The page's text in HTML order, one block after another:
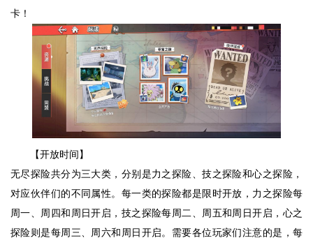
卡！
【开放时间】
无尽探险共分为三大类，分别是力之探险、技之探险和心之探险，
对应伙伴们的不同属性。每一类的探险都是限时开放，力之探险每
周一、周四和周日开启，技之探险每周二、周五和周日开启，心之
探险则是每周三、周六和周日开启。需要各位玩家们注意的是，每